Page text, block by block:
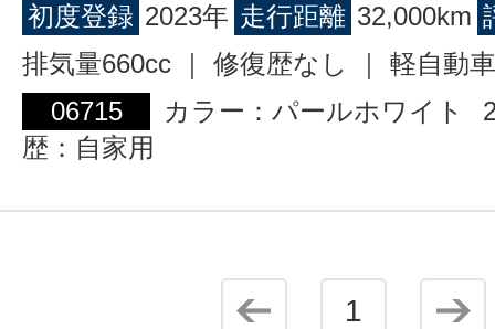
初度登録 2023年 走行距離 32,000km
排気量660cc ｜ 修復歴なし ｜ 軽自動車
06715
カラー：パールホワイト
歴：自家用
1